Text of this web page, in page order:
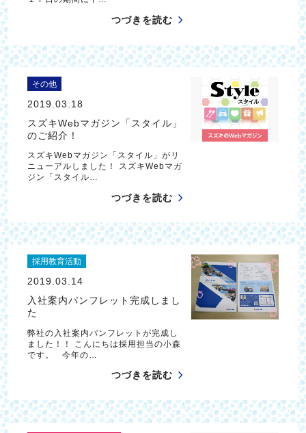
つづきを読む
その他
2019.03.18
スズキWebマガジン「スタイル」
のご紹介！
スズキWebマガジン「スタイル」がリ
ニューアルしました！ スズキWebマガ
ジン「スタイル…
つづきを読む
採用教育活動
2019.03.14
入社案内パンフレット完成しまし
た
弊社の入社案内パンフレットが完成し
ました！！ こんにちは採用担当の小森
です。 今年の…
つづきを読む